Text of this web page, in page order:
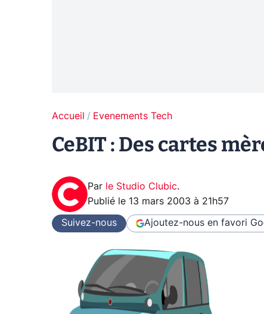
Accueil Evenements Tech
CeBIT : Des cartes
Par le Studio Clubic.
Publié le 13 mars 2003 à 21h57
Suivez-nous Ajoutez-nous en favori